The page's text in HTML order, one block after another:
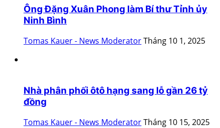
Ông Đặng Xuân Phong làm Bí thư Tỉnh ủy
Ninh Bình
Tomas Kauer - News ModeratorTháng 10 1, 2025
Nhà phân phối ôtô hạng sang lỗ gần 26 tỷ
đồng
Tomas Kauer - News ModeratorTháng 10 15, 2025